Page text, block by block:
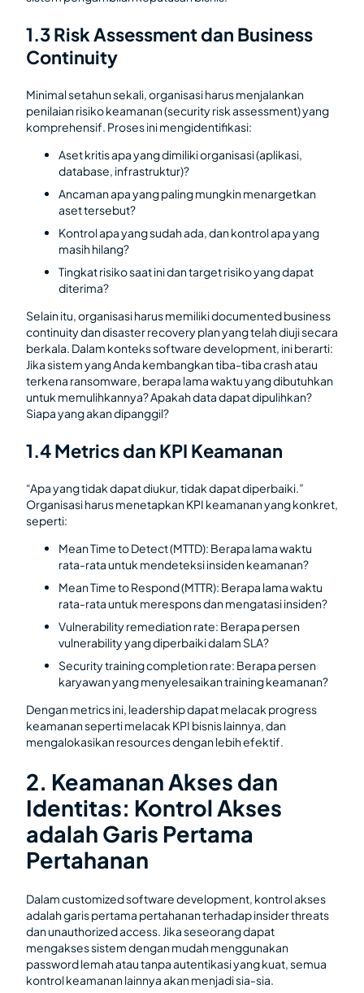
1.3 Risk Assessment dan Business
Continuity
Minimal setahun sekali, organisasi harus menjalankan
penilaian risiko keamanan (security risk assessment) yang
komprehensif. Proses ini mengidentifikasi:
Aset kritis apa yang dimiliki organisasi (aplikasi,
database, infrastruktur)?
Ancaman apa yang paling mungkin menargetkan
aset tersebut?
Kontrol apa yang sudah ada, dan kontrol apa yang
masih hilang?
Tingkat risiko saat ini dan target risiko yang dapat
diterima?
Selain itu, organisasi harus memiliki documented business
continuity dan disaster recovery plan yang telah diuji secara
berkala. Dalam konteks software development, ini berarti:
Jika sistem yang Anda kembangkan tiba-tiba crash atau
terkena ransomware, berapa lama waktu yang dibutuhkan
untuk memulihkannya? Apakah data dapat dipulihkan?
Siapa yang akan dipanggil?
1.4 Metrics dan KPI Keamanan
“Apa yang tidak dapat diukur, tidak dapat diperbaiki.”
Organisasi harus menetapkan KPI keamanan yang konkret,
seperti:
Mean Time to Detect (MTTD): Berapa lama waktu
rata-rata untuk mendeteksi insiden keamanan?
Mean Time to Respond (MTTR): Berapa lama waktu
rata-rata untuk merespons dan mengatasi insiden?
Vulnerability remediation rate: Berapa persen
vulnerability yang diperbaiki dalam SLA?
Security training completion rate: Berapa persen
karyawan yang menyelesaikan training keamanan?
Dengan metrics ini, leadership dapat melacak progress
keamanan seperti melacak KPI bisnis lainnya, dan
mengalokasikan resources dengan lebih efektif.
2. Keamanan Akses dan
Identitas: Kontrol Akses
adalah Garis Pertama
Pertahanan
Dalam customized software development, kontrol akses
adalah garis pertama pertahanan terhadap insider threats
dan unauthorized access. Jika seseorang dapat
mengakses sistem dengan mudah menggunakan
password lemah atau tanpa autentikasi yang kuat, semua
kontrol keamanan lainnya akan menjadi sia-sia.